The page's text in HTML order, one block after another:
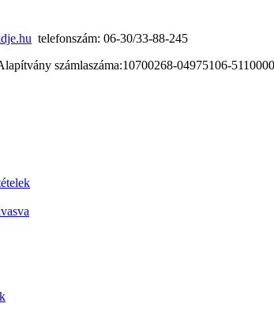
telefonszám: 06-30/33-88-245
számlaszáma:10700268-04975106-